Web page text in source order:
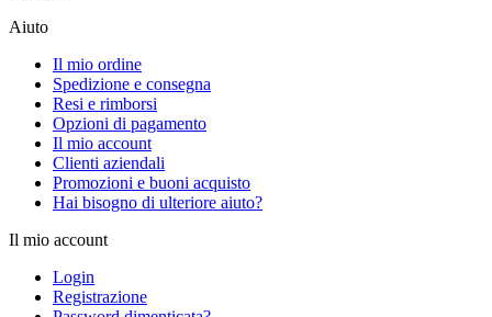
Aiuto
Il mio ordine
Spedizione e consegna
Resi e rimborsi
Opzioni di pagamento
Il mio account
Clienti aziendali
Promozioni e buoni acquisto
Hai bisogno di ulteriore aiuto?
Il mio account
Login
Registrazione